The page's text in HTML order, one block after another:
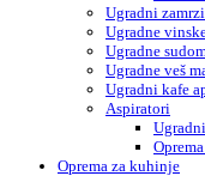
Ugradni
Ugradne
Ugradne
Ugradne veš
Ugradni kafe
Aspiratori
Oprema za kuhinje